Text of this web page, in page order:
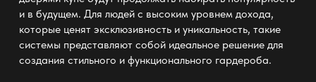
и в будущем. Для людей с высоким уровнем дохода,
которые ценят эксклюзивность и уникальность, такие
системы представляют собой идеальное решение для
создания стильного и функционального гардероба.